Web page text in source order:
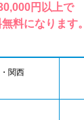
円以上で
料になります。
関西